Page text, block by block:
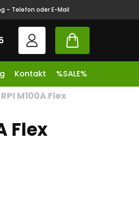
– Telefon oder E-Mail
Kontakt %SALE%
M100A Flex
Flex